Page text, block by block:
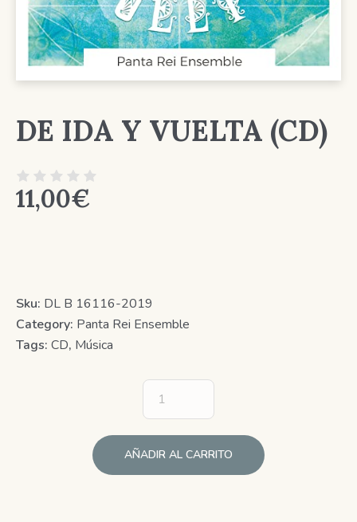
DE IDA Y VUELTA (CD)
11,00€
Sku: DL B 16116-2019
Category: Panta Rei Ensemble
Tags: CD, Música
AÑADIR AL CARRITO